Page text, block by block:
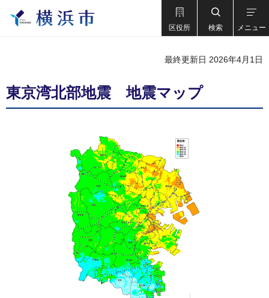
区役所 検索 メニュー
最終更新日 2026年4月1日
東京湾北部地震 地震マップ